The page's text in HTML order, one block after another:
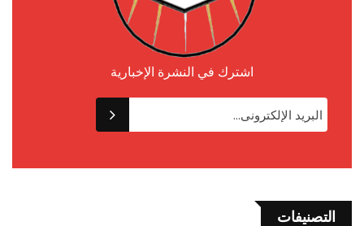
اشترك في النشرة الإخبارية
التصنيفات